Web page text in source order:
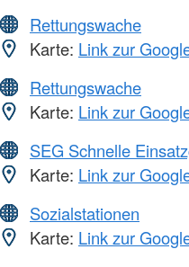
Rettungswache
Karte: Link zur
Rettungswache
Karte: Link zur
SEG Schnelle
Karte: Link zur
Sozialstationen
Karte: Link zur